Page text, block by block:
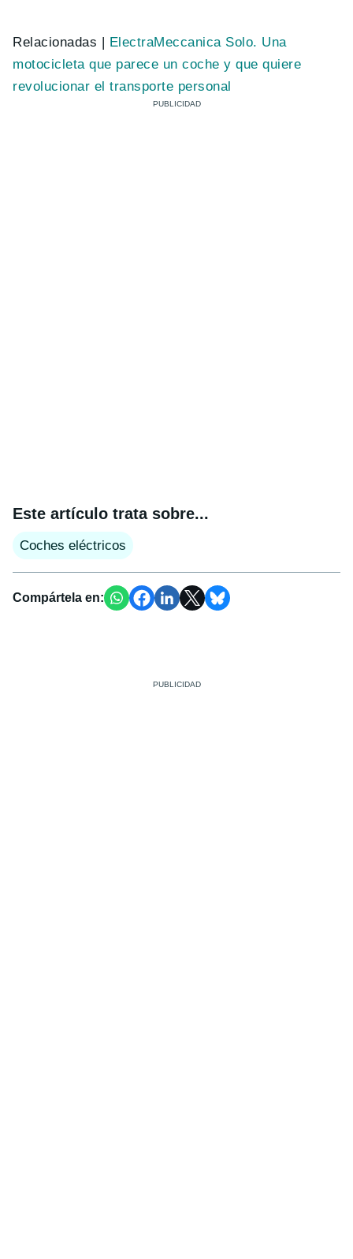
Relacionadas | ElectraMeccanica Solo. Una
motocicleta que parece un coche y que quiere
revolucionar el transporte personal
Este artículo trata sobre...
Coches eléctricos
Compártela en: